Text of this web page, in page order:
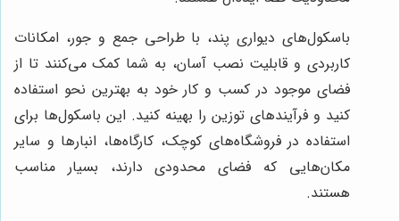
باسکول‌های دیواری پند، با طراحی جمع و جور، امکانات
کاربردی و قابلیت نصب آسان، به شما کمک می‌کنند تا از
فضای موجود در کسب و کار خود به بهترین نحو استفاده
کنید و فرآیندهای توزین را بهینه کنید. این باسکول‌ها برای
استفاده در فروشگاه‌های کوچک، کارگاه‌ها، انبارها و سایر
مکان‌هایی که فضای محدودی دارند، بسیار مناسب
هستند.